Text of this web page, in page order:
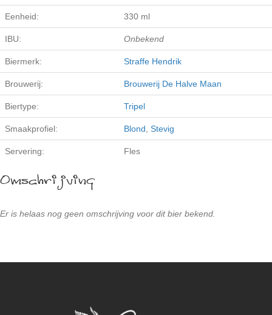
Eenheid: 330 ml
IBU: Onbekend
Biermerk: Straffe Hendrik
Brouwerij: Brouwerij De Halve Maan
Biertype: Tripel
Smaakprofiel: Blond Stevig
Servering: Fles
Omschrijving
Er is helaas nog geen omschrijving voor dit bier bekend.